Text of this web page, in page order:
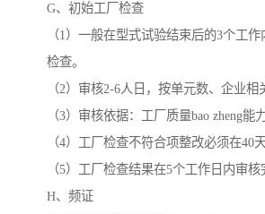
G、初始工厂检查
（1）一般在型式试验结束后的3个工作
检查。
（2）审核2-6人日，按单元数、企业相
（3）审核依据：工厂质量bao zheng能
（4）工厂检查不符合项整改必须在40
（5）工厂检查结果在5个工作日内审核
H、频证